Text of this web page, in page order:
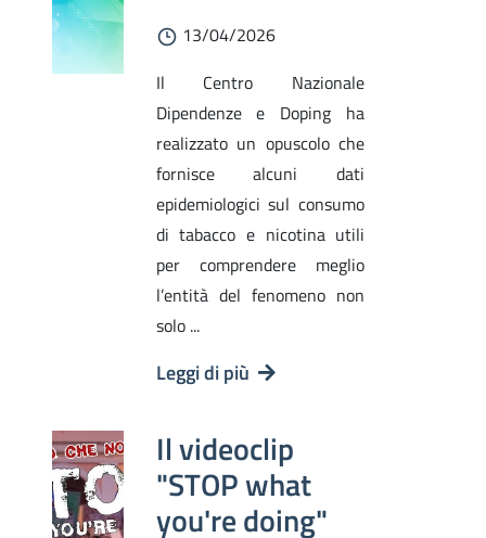
13/04/2026
Il Centro Nazionale
Dipendenze e Doping ha
realizzato un opuscolo che
fornisce alcuni dati
epidemiologici sul consumo
di tabacco e nicotina utili
per comprendere meglio
l’entità del fenomeno non
solo ...
Leggi di più
Il videoclip
"STOP what
you're doing"